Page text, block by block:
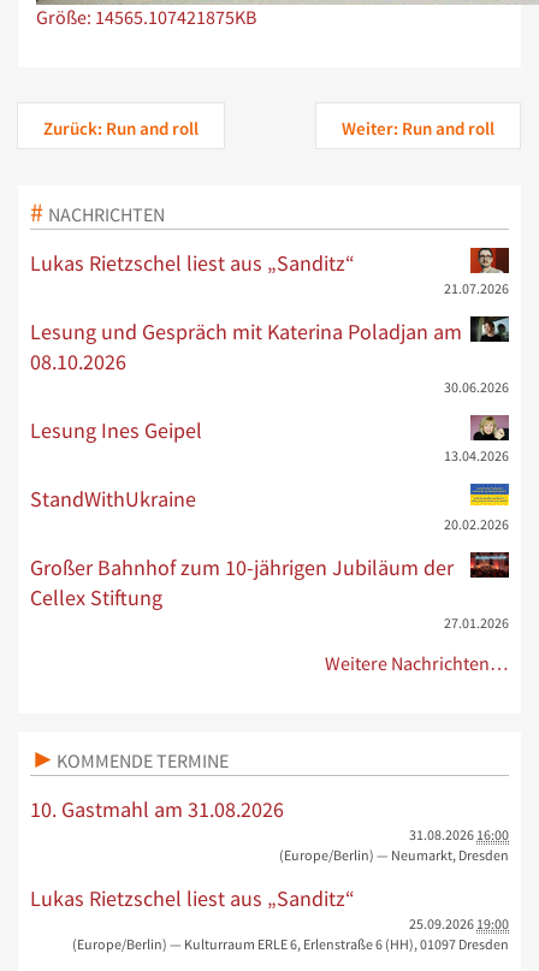
Zeige Bild in voller Größe…
Größe: 14565.107421875KB
Zurück: Run and roll Weiter: Run and roll
NACHRICHTEN
Lukas Rietzschel liest aus „Sanditz“
21.07.2026
Lesung und Gespräch mit Katerina Poladjan am
08.10.2026
30.06.2026
Lesung Ines Geipel
13.04.2026
StandWithUkraine
20.02.2026
Großer Bahnhof zum 10-jährigen Jubiläum der
Cellex Stiftung
27.01.2026
Weitere Nachrichten…
KOMMENDE TERMINE
10. Gastmahl am 31.08.2026
31.08.2026 16:00
(Europe/Berlin) — Neumarkt, Dresden
Lukas Rietzschel liest aus „Sanditz“
25.09.2026 19:00
(Europe/Berlin) — Kulturraum ERLE 6, Erlenstraße 6 (HH), 01097 Dresden